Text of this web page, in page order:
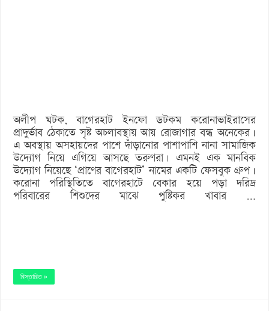
অলীপ ঘটক, বাগেরহাট ইনফো ডটকম করোনাভাইরাসের
প্রাদুর্ভাব ঠেকাতে সৃষ্ট অচলাবস্থায় আয় রোজাগার বন্ধ অনেকের।
এ অবস্থায় অসহায়দের পাশে দাঁড়ানোর পাশাপাশি নানা সামাজিক
উদ্যোগ নিয়ে এগিয়ে আসছে তরুণরা। এমনই এক মানবিক
উদ্যোগ নিয়েছে ‘প্রাণের বাগেরহাট’ নামের একটি ফেসবুক গ্রুপ।
করোনা পরিস্থিতিতে বাগেরহাটে বেকার হয়ে পড়া দরিদ্র
পরিবারের শিশুদের মাঝে পুষ্টিকর খাবার …
বিস্তারিত »